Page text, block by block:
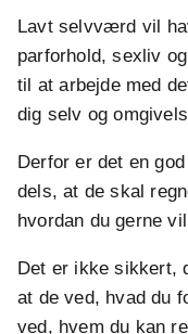
Lavt selvværd vil
parforhold, sexliv
til at arbejde med
dig selv og
Derfor er det en
dels, at de skal
hvordan du gerne
Det er ikke sikkert,
at de ved, hvad du
ved, hvem du kan